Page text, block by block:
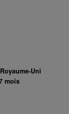
Uni
mois